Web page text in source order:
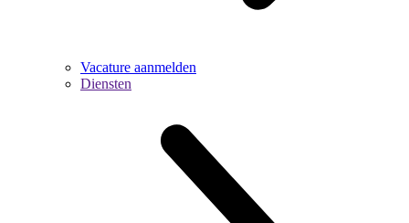
Vacature aanmelden
Diensten